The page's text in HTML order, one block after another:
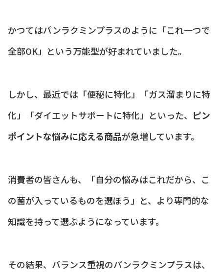
かつてはパンラクミンプラスのように「これ一つで
全部OK」という万能型が好まれていました。
しかし、最近では「便秘に特化」「ガス溜まりに特
化」「ダイエットサポートに特化」といった、 ピン
ポイントな悩みに応える商品が急増しています。
消費者の皆さんも、「自分の悩みはこれだから、こ
の菌が入っているものを選ぼう」と、より専門的な
知識を持って選ぶようになっています。
その結果、バランス重視のパンラクミンプラスは、